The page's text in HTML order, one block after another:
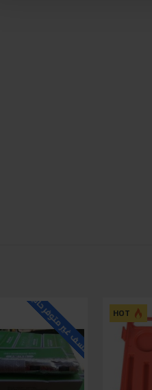
HOT متوفر HOT للاسف غير متوفر حاليا